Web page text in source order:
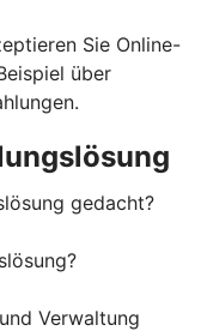
Sie Online-
über
gedacht?
Verwaltung